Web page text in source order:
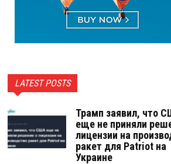
LATEST POSTS
Трамп заявил, что
еще не приняли
лицензии на
ракет для Patriot на
Украине